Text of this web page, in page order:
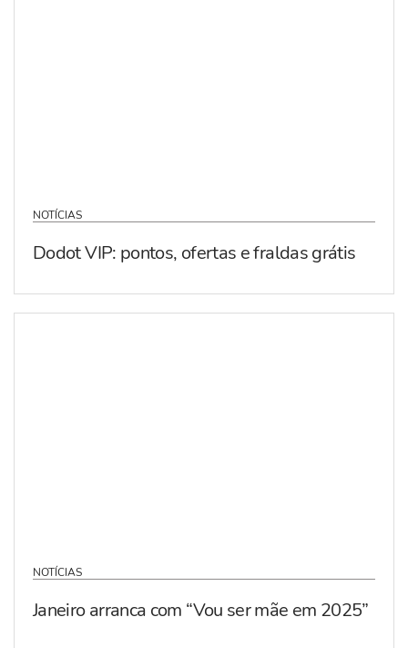
NOTÍCIAS
Dodot VIP: pontos, ofertas e fraldas grátis
NOTÍCIAS
Janeiro arranca com “Vou ser mãe em 2025”